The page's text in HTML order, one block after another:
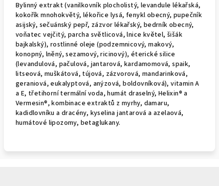
Bylinný extrakt (vanilkovník plocholistý, levandule lékařská,
kokořík mnohokvětý, lékořice lysá, fenykl obecný, pupečník
asijský, sečuánský pepř, zázvor lékařský, bedrník obecný,
voňatec vejčitý, parcha světlicová, lnice květel, šišák
bajkalský), rostlinné oleje (podzemnicový, makový,
konopný, lněný, sezamový, ricinový), éterické silice
(levandulová, pačulová, jantarová, kardamomová, spaik,
litseová, muškátová, tújová, zázvorová, mandarinková,
geraniová, eukalyptová, anýzová, boldovníková), vitamin A
a E, třetihorní termální voda, humát draselný, Helixin® a
Vermesin®, kombinace extraktů z myrhy, damaru,
kadidlovníku a dracény, kyselina jantarová a azelaová,
humátové lipozomy, betaglukany.